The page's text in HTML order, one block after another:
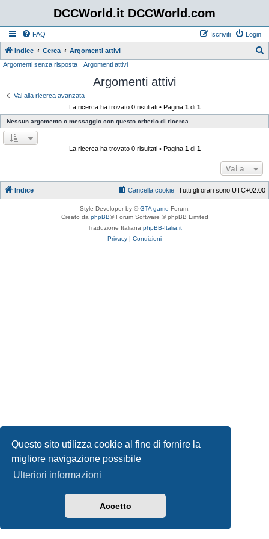
Questo sito utilizza cookie al fine di fornire la
migliore navigazione possibile
Ulteriori informazioni
Accetto
DCCWorld.it DCCWorld.com
FAQ Login
Iscriviti
Indice Cerca Argomenti attivi
Argomenti senza risposta Argomenti attivi
Argomenti attivi
Vai alla ricerca avanzata
La ricerca ha trovato 0 risultati • Pagina 1di 1
Nessun argomento o messaggio con questo criterio di ricerca.
La ricerca ha trovato 0 risultati • Pagina 1di 1
Vai a
Indice Tutti gli orari sono UTC+02:00
Cancella cookie
Style Developer by ©GTA game Forum.
Creato da phpBB® Forum Software © phpBB Limited
Traduzione Italiana phpBB-Italia.it
Privacy | Condizioni